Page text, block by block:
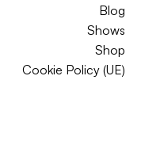
Blog
Shows
Shop
Cookie Policy (UE)